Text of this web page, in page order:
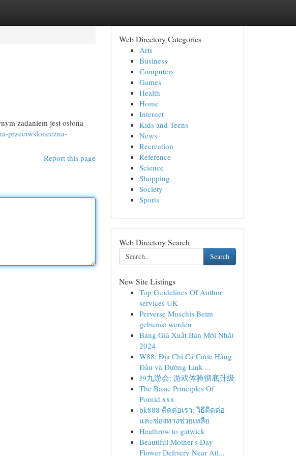
zadaniem jest osłona
przeciwsloneczna-
Report this page
Web Directory Categories
Arts
Business
Computers
Games
Health
Home
Internet
Kids and Teens
News
Recreation
Reference
Science
Shopping
Society
Sports
Web Directory Search
Search
New Site Listings
Top Guidelines Of Author
services UK
Perverse Muschis Beim
gebumst werden
Bảng Giá Xuất Bản Mới Nhất
2024
W88: Địa Chỉ Cá Cược Hàng
Đầu và Đường Link ...
J9九游会: 游戏体验彻底升级
The Basic Principles Of
Pornid.xxx
bk888 ติดต่อเรา: วิธีติดต่อ
และช่องทางช่วยเหลือ
Heathrow to gatwick
Beautiful Mother's Day
Flower Delivery Near Atl...